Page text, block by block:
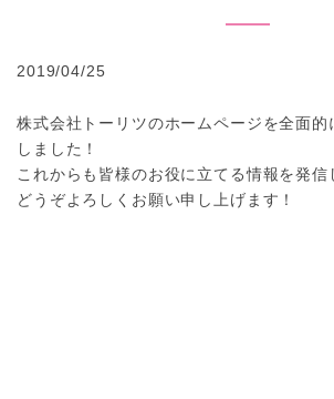
2019/04/25
株式会社トーリツのホームページを全面的
しました！
これからも皆様のお役に立てる情報を発
どうぞよろしくお願い申し上げます！